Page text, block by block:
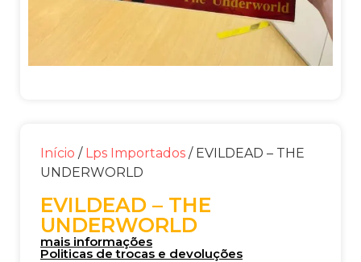
Início / Lps Importados / EVILDEAD – THE
UNDERWORLD
EVILDEAD – THE
UNDERWORLD
mais informações
Politicas de trocas e devoluções